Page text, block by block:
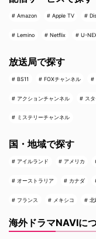
Amazon Apple TV
Lemino Netflix U-
放送局で探す
BS11 FOXチャンネル
アクションチャンネル ス
ミステリーチャンネル
国・地域で探す
アイルランド アメリカ
オーストラリア カナダ
フランス メキシコ 北
海外ドラマNAVIに